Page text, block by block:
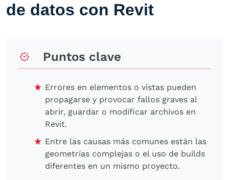
de datos con Revit
Puntos clave
Errores en elementos o vistas pueden
propagarse y provocar fallos graves al
abrir, guardar o modificar archivos en
Revit.
Entre las causas más comunes están las
geometrías complejas o el uso de builds
diferentes en un mismo proyecto.